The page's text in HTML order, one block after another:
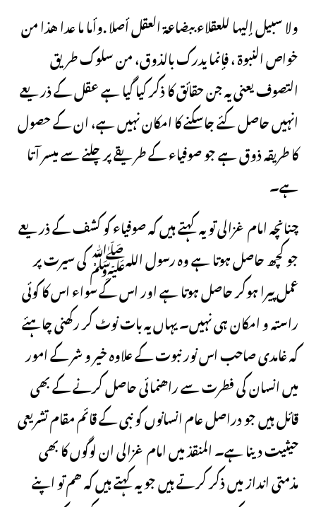
ولا سبیل إلیها للعقلاء ببضاعة العقل أصلا .وأما ما عدا هذا من
خواص النبوة ، فإنما یدرك بالذوق، من سلوك طریق
التصوف یعنی یہ جن حقائق کا ذکر کیا گیا ہے عقل کے ذریعے
انہیں حاصل کئے جاسکنے کا امکان نہیں ہے، ان کے حصول
کا طریقہ ذوق ہے جو صوفیاء کے طریقے پر چلنے سے میسر آتا
ہے۔
چنانچہ امام غزالی تو یہ کہتے ہیں کہ صوفیاء کو کشف کے ذریعے
جو کچھ حاصل ہوتا ہے وہ رسول اللہﷺ کی سیرت پر
عمل پیرا ہوکر حاصل ہوتا ہے اور اس کے سواء اس کا کوئی
راستہ و امکان ہی نہیں۔ یہاں یہ بات نوٹ کر رکھنی چاہئے
کہ غامدی صاحب اس نور نبوت کے علاوہ خیر و شر کے امور
میں انسان کی فطرت سے راھنمائی حاصل کرنے کے بھی
قائل ہیں جو دراصل عام انسانوں کو نبی کے قائم مقام تشریعی
حیثیت دینا ہے۔ المنقذ میں امام غزالی ان لوگوں کا بھی
مذمتی انداز میں ذکر کرتے ہیں جو یہ کہتے ہیں کہ ھم تو اپنے